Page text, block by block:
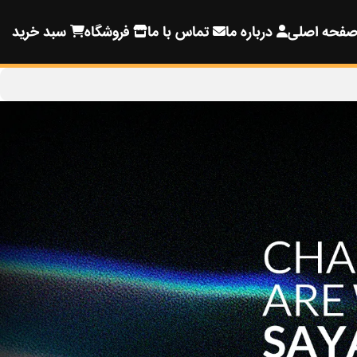
اصلی درباره ما تماس با ما فروشگاه سبد خرید